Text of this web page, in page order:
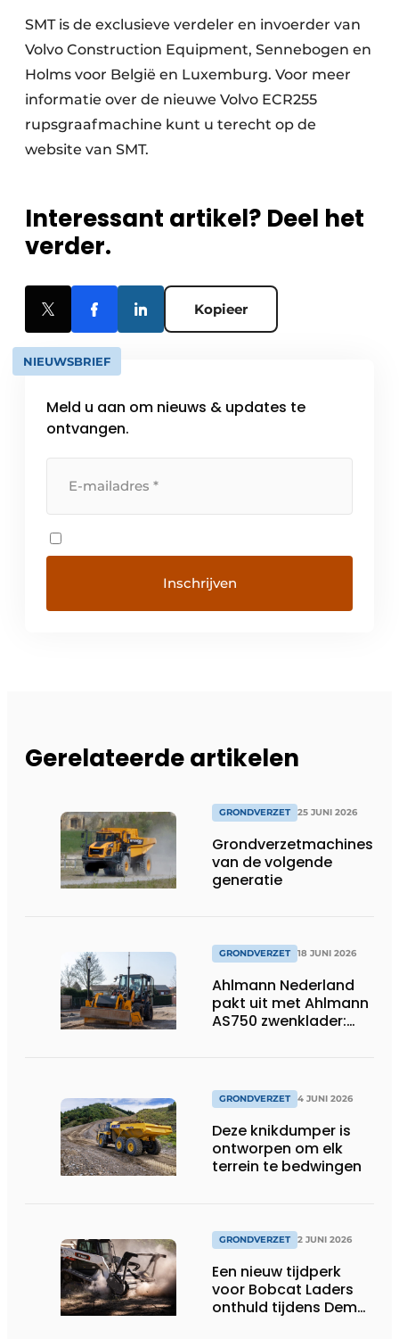
SMT is de exclusieve verdeler en invoerder van
Volvo Construction Equipment, Sennebogen en
Holms voor België en Luxemburg. Voor meer
informatie over de nieuwe Volvo ECR255
rupsgraafmachine kunt u terecht op de
website van SMT.
Interessant artikel? Deel het
verder.
Kopieer
NIEUWSBRIEF
Meld u aan om nieuws & updates te
ontvangen.
Gerelateerde artikelen
GRONDVERZET 25 JUNI 2026
Grondverzetmachines
van de volgende
generatie
GRONDVERZET 18 JUNI 2026
Ahlmann Nederland
pakt uit met Ahlmann
AS750 zwenklader:
besturing.
GRONDVERZET 4 JUNI 2026
Deze knikdumper is
ontworpen om elk
terrein te bedwingen
GRONDVERZET 2 JUNI 2026
Een nieuw tijdperk
voor Bobcat Laders
onthuld tijdens Demo